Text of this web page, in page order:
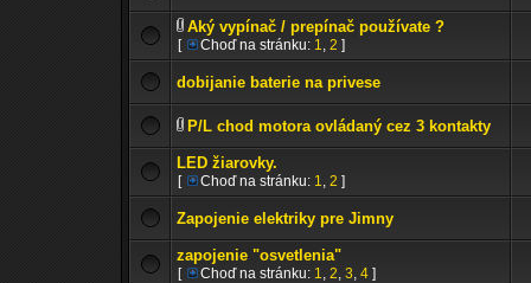
Aký vypínač / prepínač používate ?
[ Choď na stránku: 1, 2 ]
dobijanie baterie na privese
P/L chod motora ovládaný cez 3 kontakty
LED žiarovky.
[ Choď na stránku: 1, 2 ]
Zapojenie elektriky pre Jimny
zapojenie "osvetlenia"
[ Choď na stránku: 1, 2, 3, 4 ]